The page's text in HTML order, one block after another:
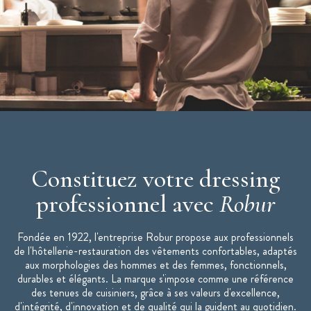
Manches longues
Col officier
Boutons pressions cachés
Poche stylo avec liseré coloré sur manche gauche
Lavage industriel selon norme ISO 15797 - programme
couleur
Constituez votre dressing
professionnel avec Robur
Fondée en 1922, l'entreprise Robur propose aux professionnels
de l'hôtellerie-restauration des vêtements confortables, adaptés
aux morphologies des hommes et des femmes, fonctionnels,
durables et élégants. La marque s'impose comme une référence
des tenues de cuisiniers, grâce à ses valeurs d'excellence,
d'intégrité, d'innovation et de qualité qui la guident au quotidien.